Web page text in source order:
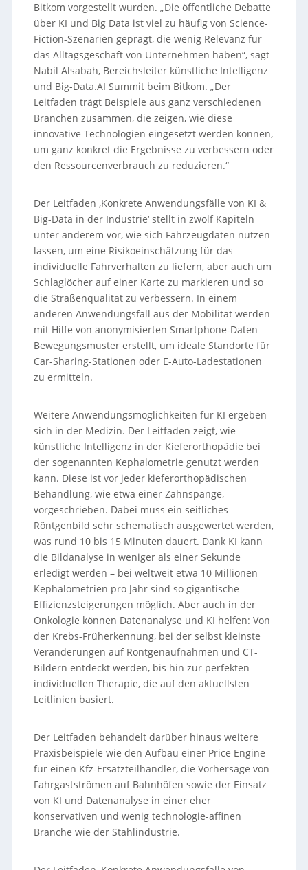
Bitkom vorgestellt wurden. „Die öffentliche Debatte
über KI und Big Data ist viel zu häufig von Science-
Fiction-Szenarien geprägt, die wenig Relevanz für
das Alltagsgeschäft von Unternehmen haben“, sagt
Nabil Alsabah, Bereichsleiter künstliche Intelligenz
und Big-Data.AI Summit beim Bitkom. „Der
Leitfaden trägt Beispiele aus ganz verschiedenen
Branchen zusammen, die zeigen, wie diese
innovative Technologien eingesetzt werden können,
um ganz konkret die Ergebnisse zu verbessern oder
den Ressourcenverbrauch zu reduzieren.“
Der Leitfaden ‚Konkrete Anwendungsfälle von KI &
Big-Data in der Industrie‘ stellt in zwölf Kapiteln
unter anderem vor, wie sich Fahrzeugdaten nutzen
lassen, um eine Risikoeinschätzung für das
individuelle Fahrverhalten zu liefern, aber auch um
Schlaglöcher auf einer Karte zu markieren und so
die Straßenqualität zu verbessern. In einem
anderen Anwendungsfall aus der Mobilität werden
mit Hilfe von anonymisierten Smartphone-Daten
Bewegungsmuster erstellt, um ideale Standorte für
Car-Sharing-Stationen oder E-Auto-Ladestationen
zu ermitteln.
Weitere Anwendungsmöglichkeiten für KI ergeben
sich in der Medizin. Der Leitfaden zeigt, wie
künstliche Intelligenz in der Kieferorthopädie bei
der sogenannten Kephalometrie genutzt werden
kann. Diese ist vor jeder kieferorthopädischen
Behandlung, wie etwa einer Zahnspange,
vorgeschrieben. Dabei muss ein seitliches
Röntgenbild sehr schematisch ausgewertet werden,
was rund 10 bis 15 Minuten dauert. Dank KI kann
die Bildanalyse in weniger als einer Sekunde
erledigt werden – bei weltweit etwa 10 Millionen
Kephalometrien pro Jahr sind so gigantische
Effizienzsteigerungen möglich. Aber auch in der
Onkologie können Datenanalyse und KI helfen: Von
der Krebs-Früherkennung, bei der selbst kleinste
Veränderungen auf Röntgenaufnahmen und CT-
Bildern entdeckt werden, bis hin zur perfekten
individuellen Therapie, die auf den aktuellsten
Leitlinien basiert.
Der Leitfaden behandelt darüber hinaus weitere
Praxisbeispiele wie den Aufbau einer Price Engine
für einen Kfz-Ersatzteilhändler, die Vorhersage von
Fahrgastströmen auf Bahnhöfen sowie der Einsatz
von KI und Datenanalyse in einer eher
konservativen und wenig technologie-affinen
Branche wie der Stahlindustrie.